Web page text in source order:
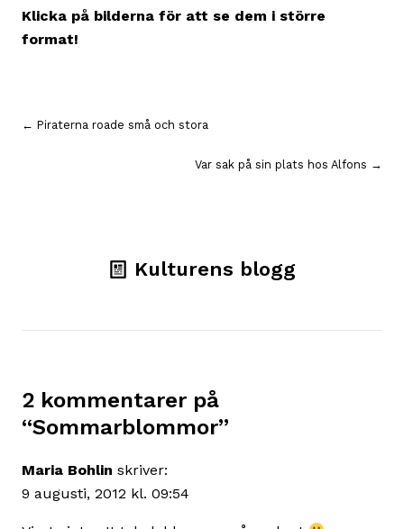
Klicka på bilderna för att se dem i större
format!
Inläggsnavigering
← Piraterna roade små och stora
Var sak på sin plats hos Alfons →
Kulturens blogg
2 kommentarer på
“Sommarblommor”
Maria Bohlin skriver:
9 augusti, 2012 kl. 09:54